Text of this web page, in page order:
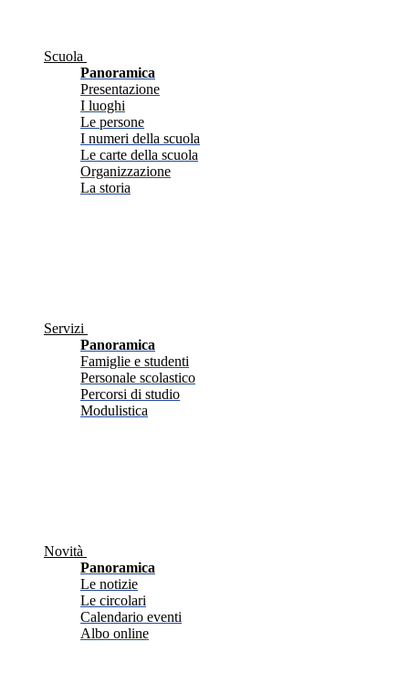
Scuola
Panoramica
Presentazione
I luoghi
Le persone
I numeri della scuola
Le carte della scuola
Organizzazione
La storia
Servizi
Panoramica
Famiglie e studenti
Personale scolastico
Percorsi di studio
Modulistica
Novità
Panoramica
Le notizie
Le circolari
Calendario eventi
Albo online